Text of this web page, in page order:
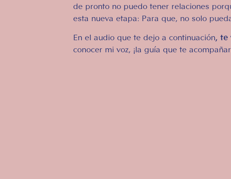
de pronto no puedo tener relaciones
esta nueva etapa: Para que, no solo
En el audio que te dejo a continuación, te
conocer mi voz, ¡la guía que te